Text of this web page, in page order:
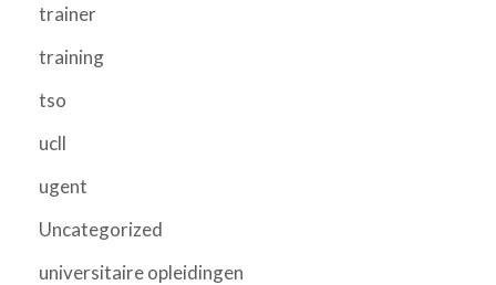
trainer
training
tso
ucll
ugent
Uncategorized
universitaire opleidingen